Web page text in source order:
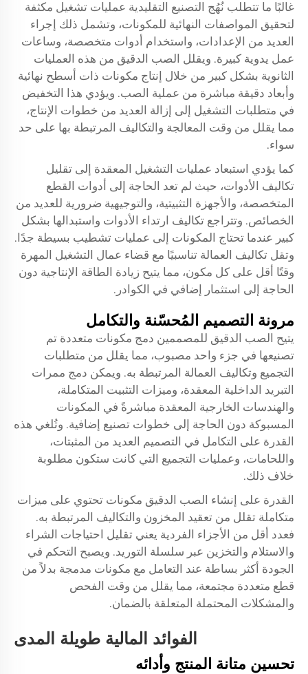
غالبًا ما تتطلب نُهُج التصنيع التقليدية عمليات تشغيل مكثفة
لتحقيق المواصفات النهائية للمكونات، وتشمل ذلك إجراء
العديد من الإعدادات، واستخدام أدوات متخصصة، وساعات
عمل يدوية كبيرة. ويقلل الصب الدقيق من هذه العمليات
الثانوية بشكل كبير من خلال إنتاج مكونات ذات أسطح نهائية
وأبعاد دقيقة مباشرة من عملية الصب. ويؤدي هذا التخفيض
في متطلبات التشغيل إلى إزالة العديد من خطوات الإنتاج،
مما يقلل من وقت المعالجة والتكاليف المرتبطة بها على حد
سواء.
كما يؤدي استبعاد عمليات التشغيل المعقدة إلى تقليل
تكاليف الأدوات، حيث لم تعد الحاجة إلى أدوات القطع
المتخصصة، والأجهزة التثبيتية، والتوجيهية ضرورية للعديد من
الخصائص. وتتراجع تكاليف ارتداء الأدوات واستبدالها بشكل
كبير عندما تحتاج المكونات إلى عمليات تشطيب بسيطة جدًا.
وتقل تكاليف العمالة تناسبيًا مع قضاء عمال التشغيل المهرة
وقتًا أقل على كل مكون، مما يتيح زيادة الطاقة الإنتاجية دون
الحاجة إلى استثمار إضافي في الكوادر.
مرونة التصميم المُحسّنة والتكامل
يتيح الصب الدقيق للمصممين دمج مكونات متعددة تم
تصنيعها في جزء واحد مصبوب، مما يقلل من متطلبات
التجميع وتكاليف العمالة المرتبطة به. ويمكن دمج ممرات
التبريد الداخلية المعقدة، وميزات التثبيت المتكاملة،
والهندسات الخارجية المعقدة مباشرةً في المكونات
المسبوكة دون الحاجة إلى خطوات تصنيع إضافية. وتُلغي هذه
القدرة على التكامل في التصميم العديد من المثبتات،
واللحامات، وعمليات التجميع التي كانت ستكون مطلوبة
خلاف ذلك.
القدرة على إنشاء الصب الدقيق مكونات تحتوي على ميزات
متكاملة تقلل من تعقيد المخزون والتكاليف المرتبطة به.
فعدد أقل من الأجزاء الفردية يعني تقليل احتياجات الشراء
والاستلام والتخزين عبر سلسلة التوريد. ويصبح التحكم في
الجودة أكثر بساطة عند التعامل مع مكونات مدمجة بدلاً من
قطع متعددة مجتمعة، مما يقلل من وقت الفحص
والمشكلات المحتملة المتعلقة بالضمان.
الفوائد المالية طويلة المدى
تحسين متانة المنتج وأدائه